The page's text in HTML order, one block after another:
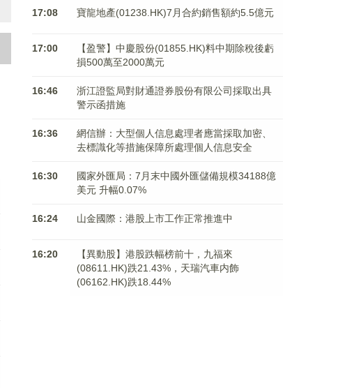
17:08 寶龍地產(01238.HK)7月合約銷售額約5.5億元
17:00
【盈警】中慶股份(01855.HK)料中期除稅後虧
損500萬至2000萬元
16:46
浙江證監局對財通證券股份有限公司採取出具
警示函措施
16:36
網信辦：大型個人信息處理者應當採取加密、
去標識化等措施保障所處理個人信息安全
16:30
國家外匯局：7月末中國外匯儲備規模34188億
美元 升幅0.07%
16:24 山金國際：港股上市工作正常推進中
16:20
【異動股】港股跌幅榜前十，九福來
(08611.HK)跌21.43%，天瑞汽車内飾
(06162.HK)跌18.44%